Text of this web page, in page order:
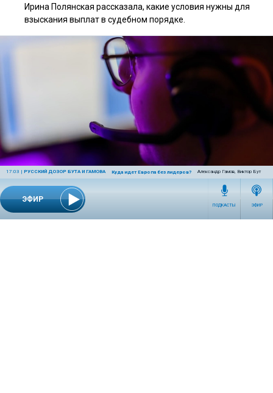
ЭФИР
17:03 | РУССКИЙ ДОЗОР БУТА И ГАМОВА Куда идет Европа без лидеров? Александр Гамов, Виктор Бут
ПОДКАСТЫ ЭФИР
Ирина Полянская рассказала, какие условия нужны для
взыскания выплат в судебном порядке.